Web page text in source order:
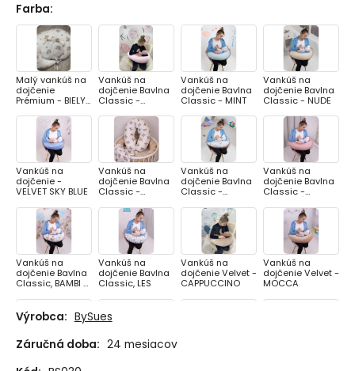
Farba:
Malý vankúš na
dojčenie
Prémium - BIELY
KOZERAWSKI
Vankúš na
dojčenie Bavlna
Classic -
RUŽOVÁ
Vankúš na
dojčenie Bavlna
Classic - MINT
Vankúš na
dojčenie Bavlna
Classic - NUDE
Vankúš na
dojčenie -
VELVET SKY BLUE
Vankúš na
dojčenie Bavlna
Classic -
Vankúš na
dojčenie Bavlna
Classic -
BALÓNIKOM
Vankúš na
dojčenie Bavlna
Classic -
Vankúš na
dojčenie Bavlna
Classic, BAMBI S
Vankúš na
dojčenie Bavlna
Classic, LES
Vankúš na
dojčenie Velvet -
CAPPUCCINO
Vankúš na
dojčenie Velvet -
MOCCA
dojčenie Velvet -
Výrobca: BySues
Záručná doba: 24 mesiacov